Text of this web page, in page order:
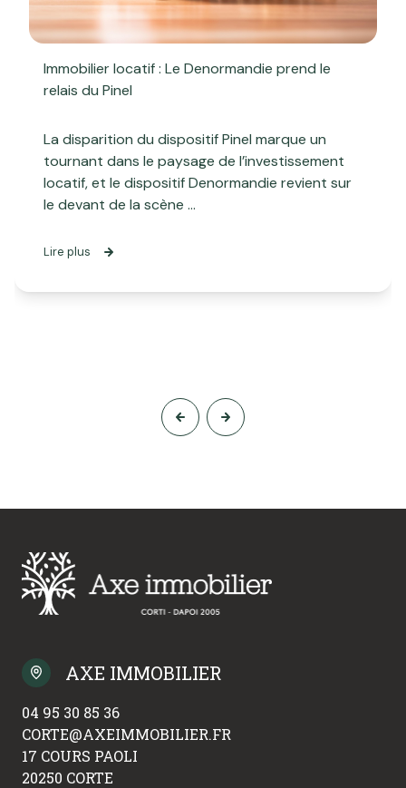
Immobilier locatif : Le Denormandie prend le
relais du Pinel
La disparition du dispositif Pinel marque un
tournant dans le paysage de l’investissement
locatif, et le dispositif Denormandie revient sur
le devant de la scène ...
Lire plus
AXE IMMOBILIER
04 95 30 85 36
CORTE@AXEIMMOBILIER.FR
17 COURS PAOLI
20250 CORTE